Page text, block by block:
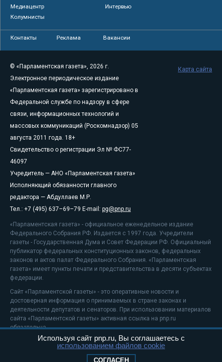
Медиацентр
Интервью
Колумнисты
Контакты Реклама Вакансии
© «Парламентская газета», 2026 г.
Электронное периодическое издание
«Парламентская газета» зарегистрировано в
Федеральной службе по надзору в сфере
связи, информационных технологий и
массовых коммуникаций (Роскомнадзор) 05
августа 2011 года. 18+
Свидетельство о регистрации Эл № ФС77-
46097
Учредитель — АНО «Парламентская газета»
Исполняющий обязанности главного
редактора — Абдуллаев М.Р.
Тел.: +7 (495) 637–69–79 E-mail: pg@pnp.ru
«Парламентская газета» - официальное еженедельное издание
Федерального Собрания РФ. Издается с 1997 года. Учредители
газеты - Государственная Дума и Совет Федерации РФ. Официальный
публикатор федеральных конституционных законов, федеральных
законов и актов палат Федерального Собрания. «Парламентская
газета» имеет пункты печати и представительства в десяти субъектах
федерации.
Сайт «Парламентской газеты» - это оперативные новости и
достоверная информация о принимаемых в стране законах и
деятельности депутатов и сенаторов. При использовании материалов
сайта «Парламентской газеты» активная ссылка на pnp.ru
обязательна.
На информационном ресурсе применяютсярекомендательные
Положение о защите персональных данных
Карта сайта
Используя сайт pnp.ru, Вы соглашаетесь с
использованием файлов cookie
СОГЛАСЕН